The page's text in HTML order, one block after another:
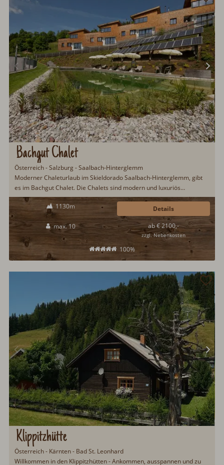
Bachgut Chalet
Österreich - Salzburg - Saalbach-Hinterglemm
Moderner Chaleturlaub im Skieldorado Saalbach-Hinterglemm, gibt
es im Bachgut Chalet. Die Chalets sind modern und luxuriös
ausgestattet und lassen auch drumherum keine Urlaubswünsche
offen. Brötchenservice, Hot Pot auf der Terrasse, ökologische
Bauweise, Sauna, Schwimmteich, Ski in/Ski out...
1130m
max. 10
100%
ab € 2100,-
zzgl. Nebenkosten
Details
Klippitzhütte
Österreich - Kärnten - Bad St. Leonhard
Willkommen in den Klippitzhütten - Ankommen, ausspannen und zu